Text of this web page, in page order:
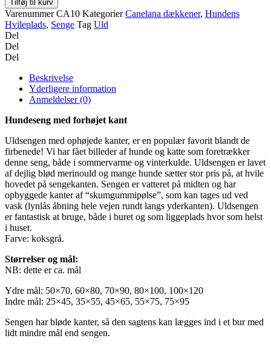
Tilføj til kurv
VarenummerCA10 Kategorier Canelana dækkener, Hundens
Hvileplads, Senge Tag Uld
Del
Del
Del
Beskrivelse
Yderligere information
Anmeldelser (0)
Hundeseng med forhøjet kant
Uldsengen med ophøjede kanter, er en populær favorit blandt de
firbenede! Vi har fået billeder af hunde og katte som foretrækker
denne seng, både i sommervarme og vinterkulde. Uldsengen er lavet
af dejlig blød merinould og mange hunde sætter stor pris på, at hvile
hovedet på sengekanten. Sengen er vatteret på midten og har
opbyggede kanter af “skumgummipølse”, som kan tages ud ved
vask (lynlås åbning hele vejen rundt langs yderkanten). Uldsengen
er fantastisk at bruge, både i buret og som liggeplads hvor som helst
i huset.
Farve: koksgrå.
Størrelser og mål:
NB: dette er ca. mål
Ydre mål: 50×70, 60×80, 70×90, 80×100, 100×120
Indre mål: 25×45, 35×55, 45×65, 55×75, 75×95
Sengen har bløde kanter, så den sagtens kan lægges ind i et bur med
lidt mindre mål end sengen.